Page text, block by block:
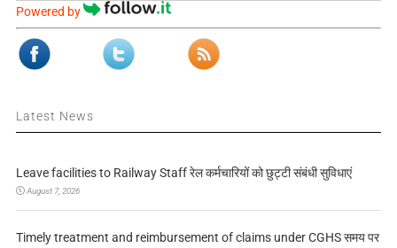
Powered by
Latest News
Leave facilities to Railway Staff रेल कर्मचारियों को छुट्टी संबंधी सुविधाएं
August 7, 2026
Timely treatment and reimbursement of claims under CGHS समय पर